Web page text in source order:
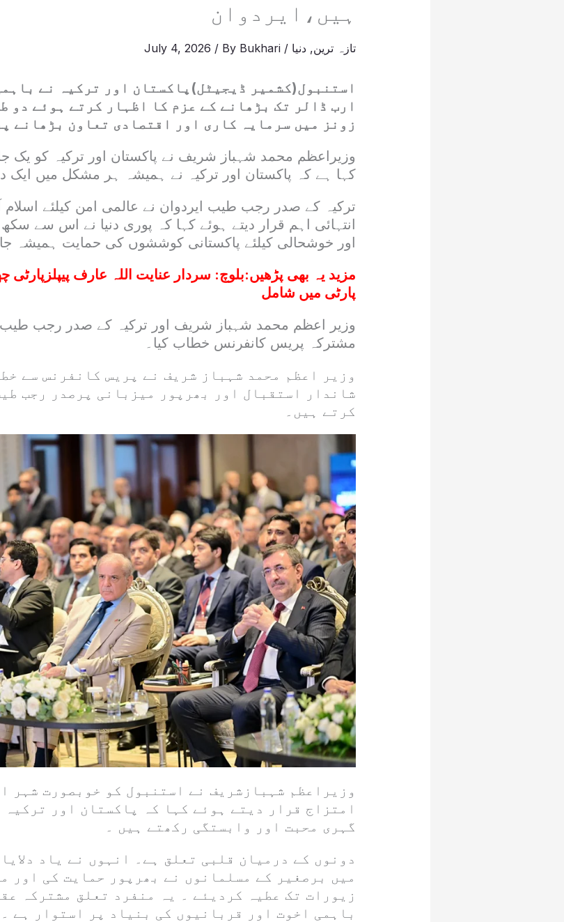
ہیں،ایردوان
تازہ ترین, دنیا /
July 4, 2026 / By Bukhari
استنبول(کشمیر ڈیجیٹل)پاکستان اور ترکیہ نے
ارب ڈالر تک بڑھانے کے عزم کا اظہار کرتے ہوئے دو
زونز میں سرمایہ کاری اور اقتصادی تعاون بڑھانے
وزیراعظم محمد شہباز شریف نے پاکستان اور ترکیہ کو یک
کہا ہے کہ پاکستان اور ترکیہ نے ہمیشہ ہر مشکل میں ایک
ترکیہ کے صدر رجب طیب ایردوان نے عالمی امن کیلئے اسلام
انتہائی اہم قرار دیتے ہوئے کہا کہ پوری دنیا نے اس سے
اور خوشحالی کیلئے پاکستانی کوششوں کی حمایت ہمیشہ
مزید یہ بھی پڑھیں:بلوچ: سردار عنایت اللہ عارف پیپلزپارٹی
پارٹی میں شامل
وزیر اعظم محمد شہباز شریف اور ترکیہ کے صدر رجب طیب
مشترکہ پریس کانفرنس خطاب کیا۔
وزیر اعظم محمد شہباز شریف نے پریس کانفرنس سے
شاندار استقبال اور بھرپور میزبانی پرصدر رجب
کرتے ہیں۔
وزیراعظم شہبازشریف نے استنبول کو خوبصورت شہر
امتزاج قرار دیتے ہوئے کہا کہ پاکستان اور
گہری محبت اور وابستگی رکھتے ہیں ۔
دونوں کے درمیان قلبی تعلق ہے۔ انہوں نے یاد
میں برصغیر کے مسلمانوں نے بھرپور حمایت کی اور
زیورات تک عطیہ کردیئے ۔ یہ منفرد تعلق مشترکہ
باہمی اخوت اور قربانیوں کی بنیاد پر استوار ہے ۔